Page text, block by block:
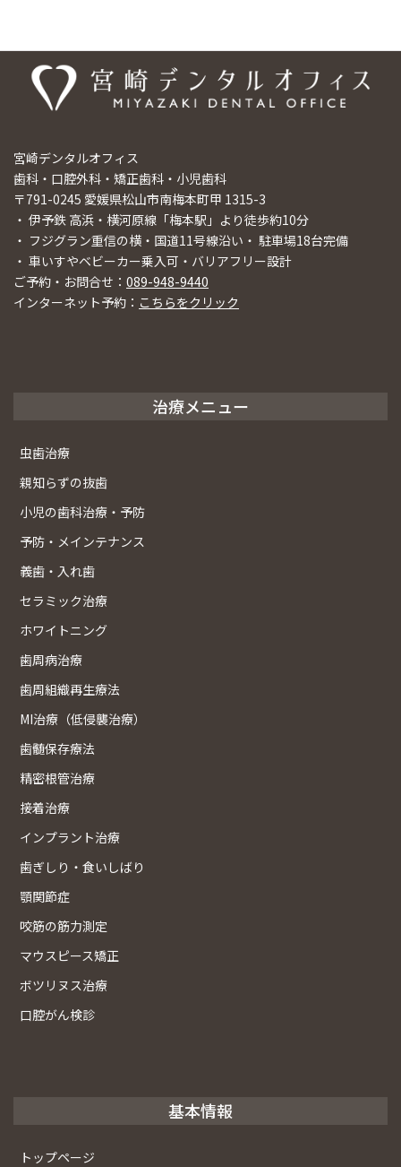
宮崎デンタルオフィス
歯科・口腔外科・矯正歯科・小児歯科
〒791-0245 愛媛県松山市南梅本町甲 1315-3
・ 伊予鉄 高浜・横河原線「梅本駅」より徒歩約10分
・ フジグラン重信の横・国道11号線沿い・ 駐車場18台完備
・ 車いすやベビーカー乗入可・バリアフリー設計
ご予約・お問合せ： 089-948-9440
インターネット予約： こちらをクリック
治療メニュー
虫歯治療
親知らずの抜歯
小児の歯科治療・予防
予防・メインテナンス
義歯・入れ歯
セラミック治療
ホワイトニング
歯周病治療
歯周組織再生療法
MI治療（低侵襲治療）
歯髄保存療法
精密根管治療
接着治療
インプラント治療
歯ぎしり・食いしばり
顎関節症
咬筋の筋力測定
マウスピース矯正
ボツリヌス治療
口腔がん検診
基本情報
トップページ